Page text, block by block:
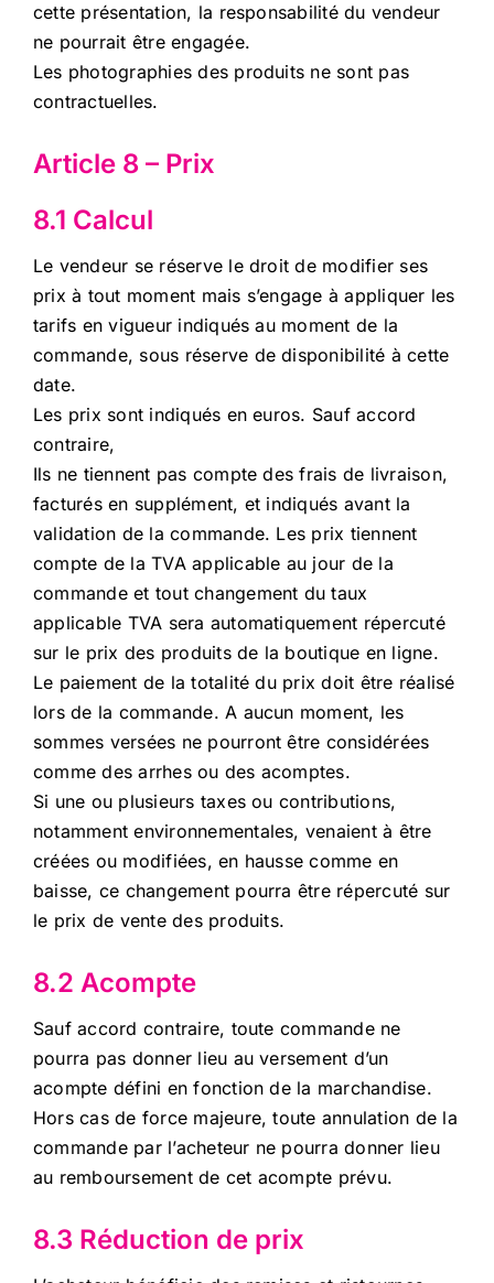
cette présentation, la responsabilité du vendeur
ne pourrait être engagée.
Les photographies des produits ne sont pas
contractuelles.
Article 8 – Prix
8.1 Calcul
Le vendeur se réserve le droit de modifier ses
prix à tout moment mais s’engage à appliquer les
tarifs en vigueur indiqués au moment de la
commande, sous réserve de disponibilité à cette
date.
Les prix sont indiqués en euros. Sauf accord
contraire,
Ils ne tiennent pas compte des frais de livraison,
facturés en supplément, et indiqués avant la
validation de la commande. Les prix tiennent
compte de la TVA applicable au jour de la
commande et tout changement du taux
applicable TVA sera automatiquement répercuté
sur le prix des produits de la boutique en ligne.
Le paiement de la totalité du prix doit être réalisé
lors de la commande. A aucun moment, les
sommes versées ne pourront être considérées
comme des arrhes ou des acomptes.
Si une ou plusieurs taxes ou contributions,
notamment environnementales, venaient à être
créées ou modifiées, en hausse comme en
baisse, ce changement pourra être répercuté sur
le prix de vente des produits.
8.2 Acompte
Sauf accord contraire, toute commande ne
pourra pas donner lieu au versement d’un
acompte défini en fonction de la marchandise.
Hors cas de force majeure, toute annulation de la
commande par l’acheteur ne pourra donner lieu
au remboursement de cet acompte prévu.
8.3 Réduction de prix